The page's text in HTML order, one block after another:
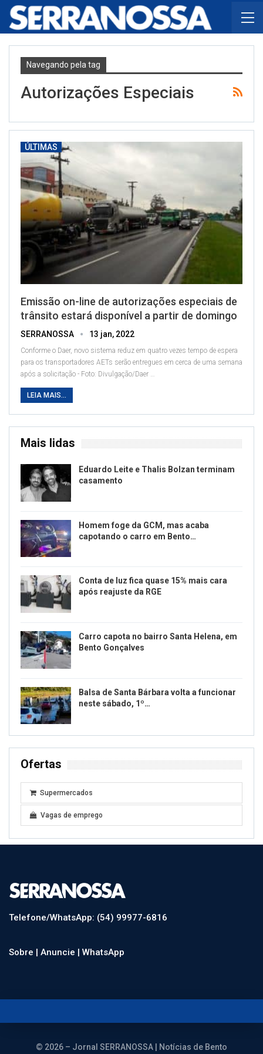
Navegando pela tag
Autorizações Especiais
ÚLTIMAS
Emissão on-line de autorizações especiais de
trânsito estará disponível a partir de domingo
SERRANOSSA 13 jan, 2022
Conforme o Daer, novo sistema reduz em quatro vezes tempo de espera
para os transportadores AETs serão entregues em cerca de uma semana
após a solicitação - Foto: Divulgação/Daer …
LEIA MAIS...
Mais lidas
Eduardo Leite e Thalis Bolzan terminam
casamento
Homem foge da GCM, mas acaba
capotando o carro em Bento…
Conta de luz fica quase 15% mais cara
após reajuste da RGE
Carro capota no bairro Santa Helena, em
Bento Gonçalves
Balsa de Santa Bárbara volta a funcionar
neste sábado, 1º…
Ofertas
Supermercados
Vagas de emprego
Telefone/WhatsApp: (54) 99977-6816
Sobre | Anuncie | WhatsApp
© 2026 – Jornal SERRANOSSA | Notícias de Bento